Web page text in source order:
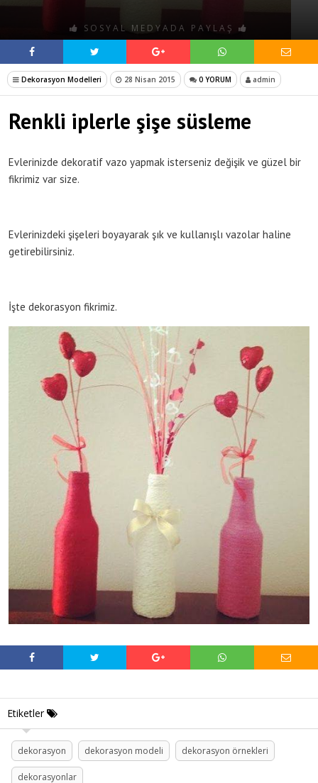
SOSYAL MEDYADA PAYLAŞ
Dekorasyon Modelleri 28 Nisan 2015 0 YORUM admin
Renkli iplerle şişe süsleme
Evlerinizde dekoratif vazo yapmak isterseniz değişik ve güzel bir
fikrimiz var size.
Evlerinizdeki şişeleri boyayarak şık ve kullanışlı vazolar haline
getirebilirsiniz.
İşte dekorasyon fikrimiz.
Etiketler
dekorasyon dekorasyon modeli dekorasyon örnekleri
dekorasyonlar